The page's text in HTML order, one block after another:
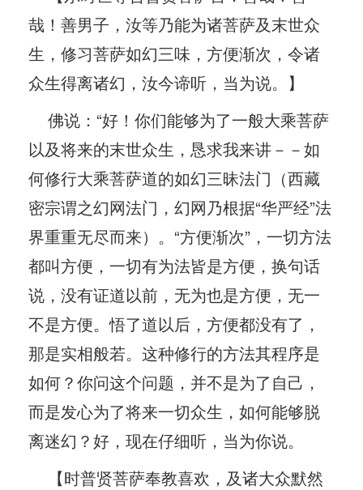
哉！善男子，汝等乃能为诸菩萨及末世众
生，修习菩萨如幻三味，方便渐次，令诸
众生得离诸幻，汝今谛听，当为说。】
佛说：“好！你们能够为了一般大乘菩萨
以及将来的末世众生，恳求我来讲－－如
何修行大乘菩萨道的如幻三昧法门（西藏
密宗谓之幻网法门，幻网乃根据“华严经”法
界重重无尽而来）。“方便渐次”，一切方法
都叫方便，一切有为法皆是方便，换句话
说，没有证道以前，无为也是方便，无一
不是方便。悟了道以后，方便都没有了，
那是实相般若。这种修行的方法其程序是
如何？你问这个问题，并不是为了自己，
而是发心为了将来一切众生，如何能够脱
离迷幻？好，现在仔细听，当为你说。
【时普贤菩萨奉教喜欢，及诸大众默然